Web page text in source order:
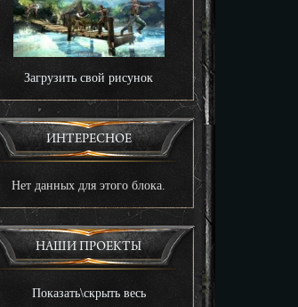
Загрузить свой рисунок
ИНТЕРЕСНОЕ
Нет данных для этого блока.
НАШИ ПРОЕКТЫ
Показать\скрыть весь